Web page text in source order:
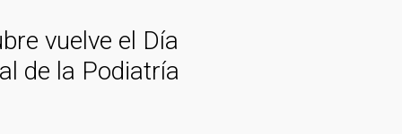
vuelve el Día
de la Podiatría